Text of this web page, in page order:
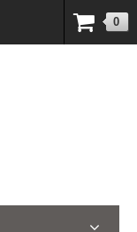
知識の豊富なナチュ
ズをお届けします！
0